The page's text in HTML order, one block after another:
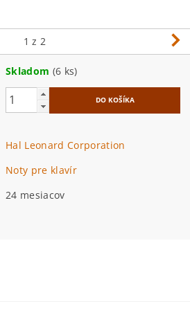
1 z 2
Skladom (6 ks)
Hal Leonard Corporation
Noty pre klavír
24 mesiacov